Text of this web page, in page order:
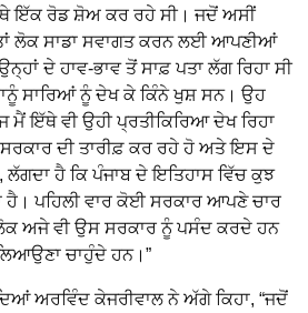
ਇੱਕ ਰੋਡ ਸ਼ੋਅ ਕਰ ਰਹੇ ਸੀ। ਜਦੋਂ ਅਸੀਂ
ਲੋਕ ਸਾਡਾ ਸਵਾਗਤ ਕਰਨ ਲਈ ਆਪਣੀਆਂ
ਦੇ ਹਾਵ-ਭਾਵ ਤੋਂ ਸਾਫ਼ ਪਤਾ ਲੱਗ ਰਿਹਾ ਸੀ
ਸਾਰਿਆਂ ਨੂੰ ਦੇਖ ਕੇ ਕਿੰਨੇ ਖੁਸ਼ ਸਨ। ਉਹ
ਇੱਥੇ ਵੀ ਉਹੀ ਪ੍ਰਤੀਕਿਰਿਆ ਦੇਖ ਰਿਹਾ
ਸਰਕਾਰ ਦੀ ਤਾਰੀਫ਼ ਕਰ ਰਹੇ ਹੋ ਅਤੇ ਇਸ ਦੇ
ਲੱਗਦਾ ਹੈ ਕਿ ਪੰਜਾਬ ਦੇ ਇਤਿਹਾਸ ਵਿੱਚ ਕੁਝ
ਹੈ। ਪਹਿਲੀ ਵਾਰ ਕੋਈ ਸਰਕਾਰ ਆਪਣੇ ਚਾਰ
ਅਜੇ ਵੀ ਉਸ ਸਰਕਾਰ ਨੂੰ ਪਸੰਦ ਕਰਦੇ ਹਨ
ਚਾਹੁੰਦੇ ਹਨ।”
ਅਰਵਿੰਦ ਕੇਜਰੀਵਾਲ ਨੇ ਅੱਗੇ ਕਿਹਾ, “ਜਦੋਂ